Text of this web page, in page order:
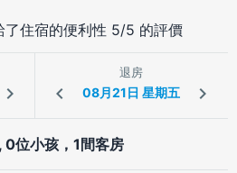
了住宿的便利性 5/5 的評價
退房
0位小孩，1間客房